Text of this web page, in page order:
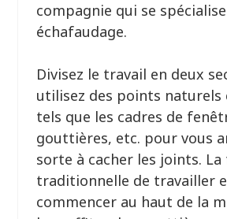
compagnie qui se
échafaudage.
Divisez le travail en deux
utilisez des points naturels
tels que les cadres de
gouttières, etc. pour vous
sorte à cacher les joints. La
traditionnelle de travailler
commencer au haut de la